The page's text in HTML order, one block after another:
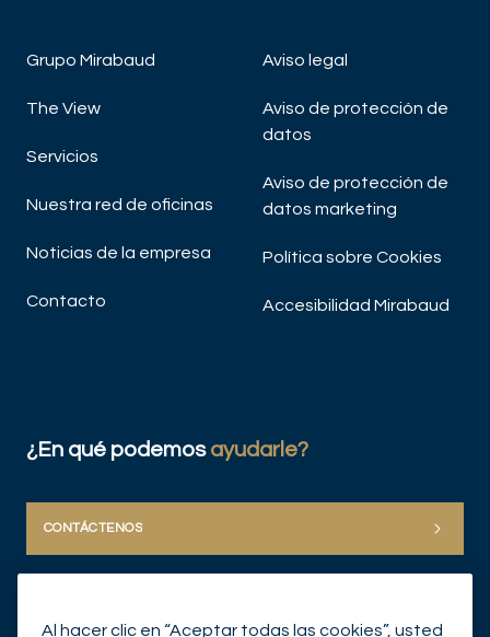
Grupo Mirabaud
The View
Servicios
Nuestra red de oficinas
Noticias de la empresa
Contacto
Aviso legal
Aviso de protección de
datos
Aviso de protección de
datos marketing
Política sobre Cookies
Accesibilidad Mirabaud
¿En qué podemos ayudarle?
CONTÁCTENOS
Al hacer clic en “Aceptar todas las cookies”, usted